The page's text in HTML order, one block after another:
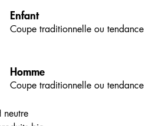
Enfant
Coupe traditionnelle ou tendance
Homme
Coupe traditionnelle ou tendance
neutre